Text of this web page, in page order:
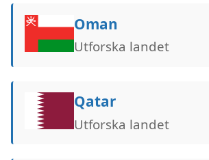
Oman
Utforska landet
Qatar
Utforska landet